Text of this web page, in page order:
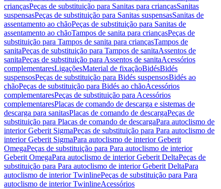
criançasPeças de substituição para Sanitas para criançasSanitas
suspensasPeças de substituição para Sanitas suspensasSanitas de
assentamento ao chãoPeças de substituição para Sanitas de
assentamento ao chãoTampos de sanita para criançasPeças de
substituição para Tampos de sanita para criançasTampos de
sanitaPeças de substituição para Tampos de sanitaAssentos de
sanitaPeças de substituição para Assentos de sanitaAcessórios
complementaresLigaçõesMaterial de fixaçãoBidésBidés
suspensosPeças de substituição para Bidés suspensosBidés ao
chãoPeças de substituição para Bidés ao chãoAcessórios
complementaresPeças de substituição para Acessórios
complementaresPlacas de comando de descarga e sistemas de
descarga para sanitasPlacas de comando de descargaPeças de
substituição para Placas de comando de descargaPara autoclismo de
interior Geberit SigmaPeças de substituição para Para autoclismo de
interior Geberit SigmaPara autoclismo de interior Geberit
OmegaPeças de substituição para Para autoclismo de interior
Geberit OmegaPara autoclismo de interior Geberit DeltaPeças de
substituição para Para autoclismo de interior Geberit DeltaPara
autoclismo de interior TwinlinePeças de substituição para Para
autoclismo de interior TwinlineAcessórios